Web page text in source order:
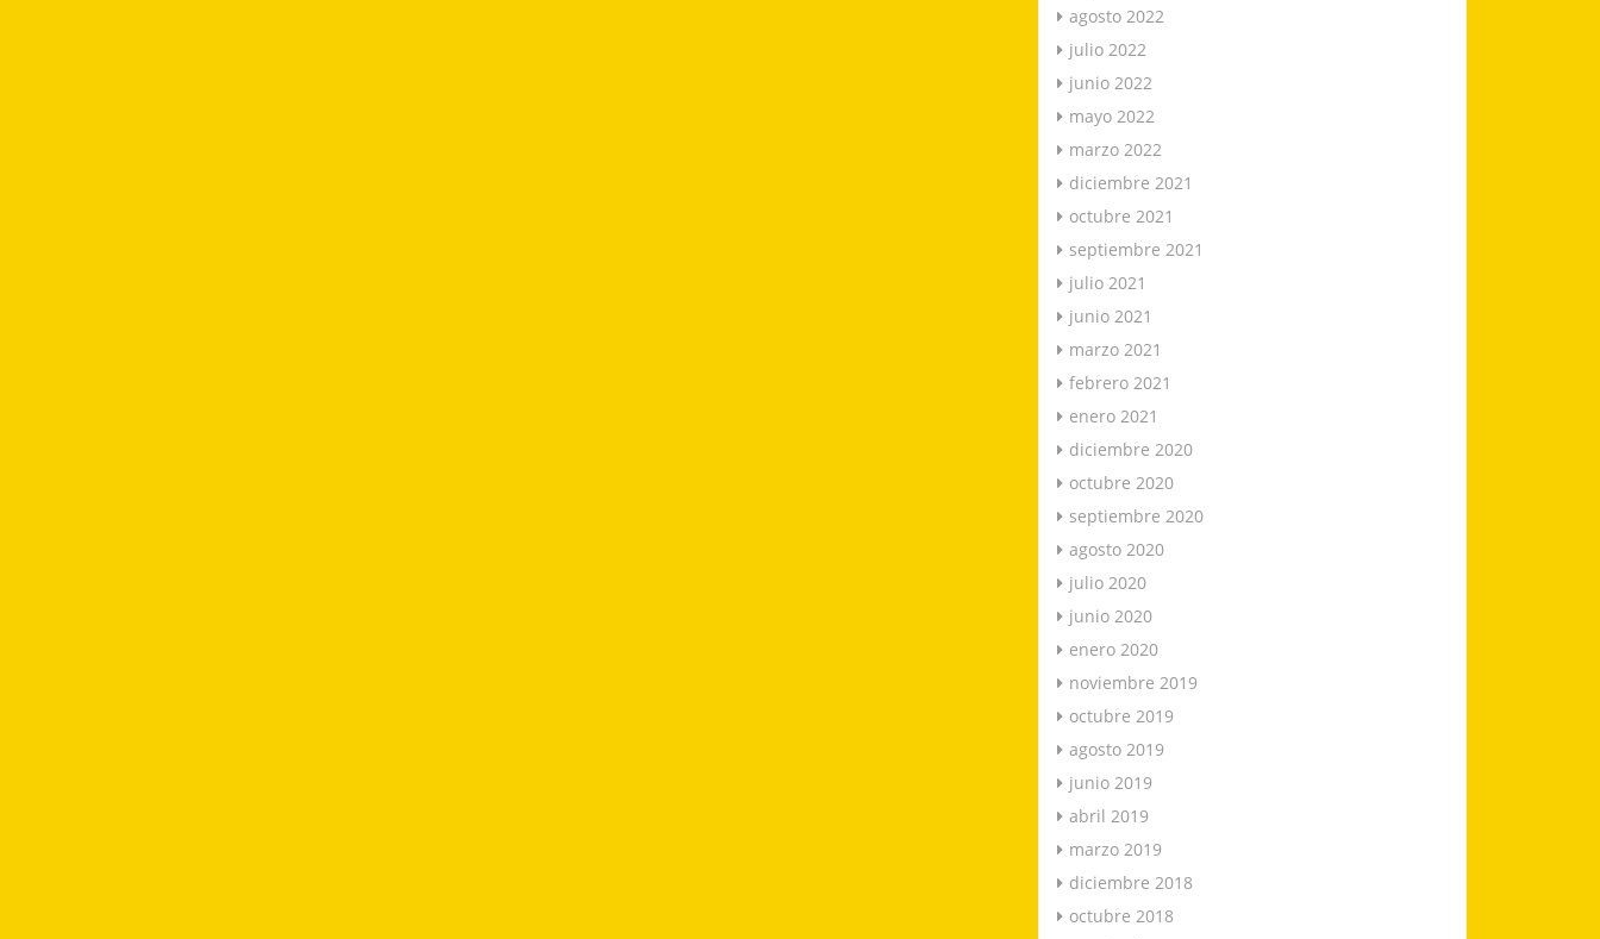
agosto 2022
julio 2022
junio 2022
mayo 2022
marzo 2022
diciembre 2021
octubre 2021
septiembre 2021
julio 2021
junio 2021
marzo 2021
febrero 2021
enero 2021
diciembre 2020
octubre 2020
septiembre 2020
agosto 2020
julio 2020
junio 2020
enero 2020
noviembre 2019
octubre 2019
agosto 2019
junio 2019
abril 2019
marzo 2019
diciembre 2018
octubre 2018